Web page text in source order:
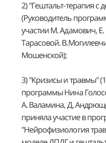
2) "Гештальт-терапия с
(Руководитель
участии М. Адамович,
Тарасовой.
Мошенской);
3) "Кризисы и травмы"
программы Нина
А. Валамина, Д.
приняла участие в
"Нейрофизиология